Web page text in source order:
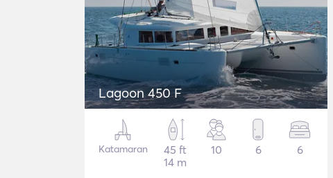
Lagoon 450 F
Katamaran
45 ft
14 m
10 6 6